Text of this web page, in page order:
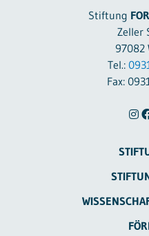
Stiftung
Zeller
97082
Tel.:
Fax: